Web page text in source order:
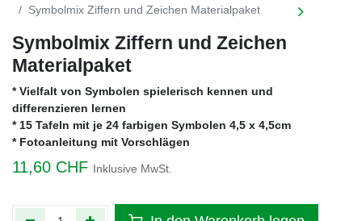
Symbolmix Ziffern und Zeichen Materialpaket
Symbolmix Ziffern und Zeichen
Materialpaket
* Vielfalt von Symbolen spielerisch kennen und
differenzieren lernen
* 15 Tafeln mit je 24 farbigen Symbolen 4,5 x 4,5cm
* Fotoanleitung mit Vorschlägen
11,60 CHF Inklusive MwSt.